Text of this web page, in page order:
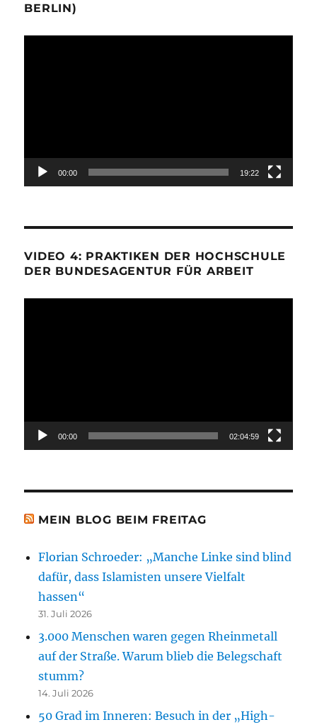
BERLIN)
00:00 19:22
VIDEO 4: PRAKTIKEN DER HOCHSCHULE
DER BUNDESAGENTUR FÜR ARBEIT
00:00 02:04:59
MEIN BLOG BEIM FREITAG
Florian Schroeder: „Manche Linke sind blind
dafür, dass Islamisten unsere Vielfalt
hassen“
31. Juli 2026
3.000 Menschen waren gegen Rheinmetall
auf der Straße. Warum blieb die Belegschaft
stumm?
14. Juli 2026
50 Grad im Inneren: Besuch in der „High-